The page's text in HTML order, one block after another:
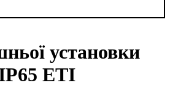
установки
ETI